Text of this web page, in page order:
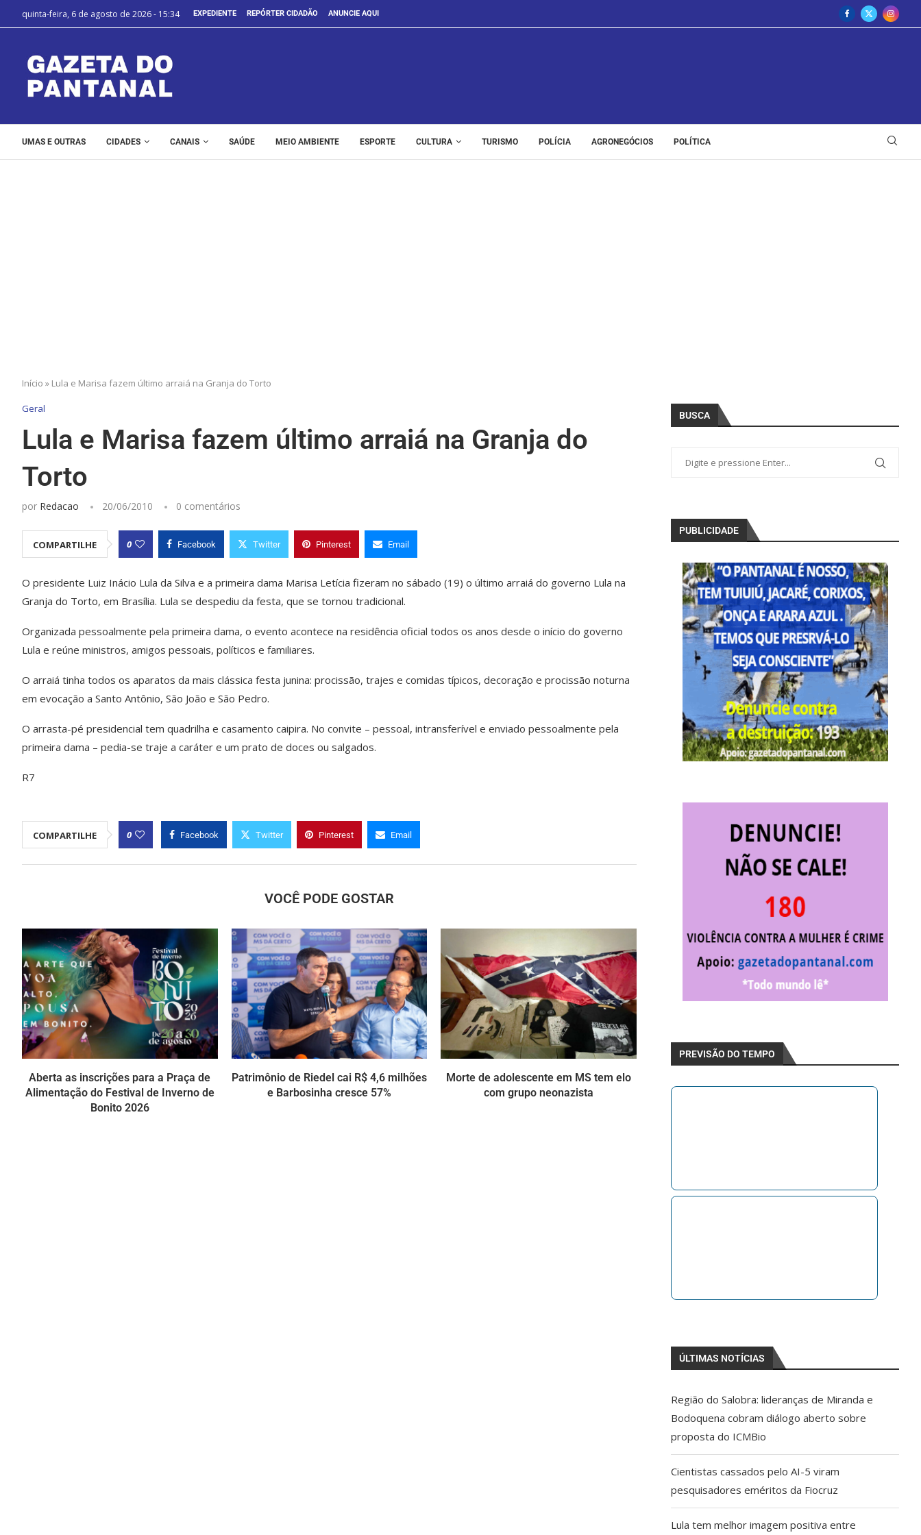
quinta-feira, 6 de agosto de 2026 - 15:34 EXPEDIENTE REPÓRTER CIDADÃO ANUNCIE AQUI
UMAS E OUTRAS CIDADES CANAIS SAÚDE MEIO AMBIENTE ESPORTE CULTURA TURISMO POLÍCIA AGRONEGÓCIOS POLÍTICA
Início » Lula e Marisa fazem último arraiá na Granja do Torto
Geral
Lula e Marisa fazem último arraiá na Granja do
Torto
por Redacao 20/06/2010 0 comentários
COMPARTILHE 0 Facebook Twitter Pinterest Email
O presidente Luiz Inácio Lula da Silva e a primeira dama Marisa Letícia fizeram no sábado (19) o último arraiá do governo Lula na
Granja do Torto, em Brasília. Lula se despediu da festa, que se tornou tradicional.
Organizada pessoalmente pela primeira dama, o evento acontece na residência oficial todos os anos desde o início do governo
Lula e reúne ministros, amigos pessoais, políticos e familiares.
O arraiá tinha todos os aparatos da mais clássica festa junina: procissão, trajes e comidas típicos, decoração e procissão noturna
em evocação a Santo Antônio, São João e São Pedro.
O arrasta-pé presidencial tem quadrilha e casamento caipira. No convite – pessoal, intransferível e enviado pessoalmente pela
primeira dama – pedia-se traje a caráter e um prato de doces ou salgados.
R7
COMPARTILHE 0 Facebook Twitter Pinterest Email
VOCÊ PODE GOSTAR
Aberta as inscrições para a Praça de
Alimentação do Festival de Inverno de
Bonito 2026
Patrimônio de Riedel cai R$ 4,6 milhões
e Barbosinha cresce 57%
Morte de adolescente em MS tem elo
com grupo neonazista
BUSCA
PUBLICIDADE
PREVISÃO DO TEMPO
ÚLTIMAS NOTÍCIAS
Região do Salobra: lideranças de Miranda e
Bodoquena cobram diálogo aberto sobre
proposta do ICMBio
Cientistas cassados pelo AI-5 viram
pesquisadores eméritos da Fiocruz
Lula tem melhor imagem positiva entre